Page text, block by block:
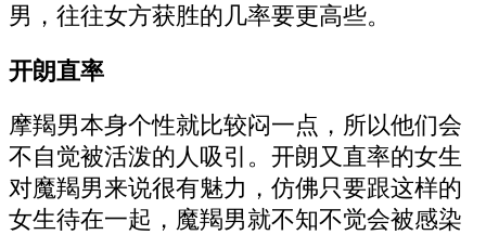
男，往往女方获胜的几率要更高些。
开朗直率
摩羯男本身个性就比较闷一点，所以他们会
不自觉被活泼的人吸引。开朗又直率的女生
对魔羯男来说很有魅力，仿佛只要跟这样的
女生待在一起，魔羯男就不知不觉会被感染